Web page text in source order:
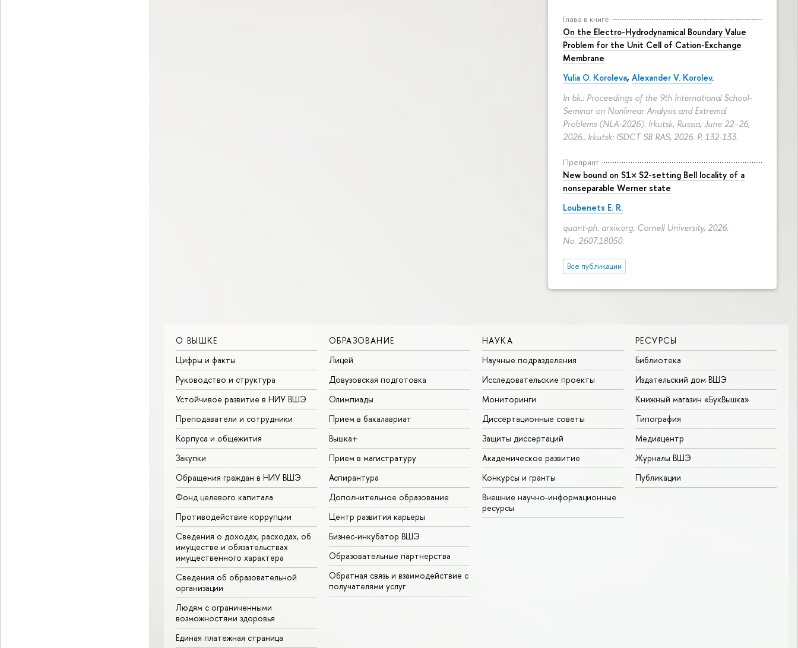
Глава в книге
On the Electro-Hydrodynamical Boundary Value
Problem for the Unit Cell of Cation-Exchange
Membrane
Yulia O. Koroleva, Alexander V. Korolev.
In bk.: Proceedings of the 9th International School-
Seminar on Nonlinear Analysis and Extremal
Problems (NLA-2026). Irkutsk, Russia, June 22–26,
2026.. Irkutsk: ISDCT SB RAS, 2026. P. 132-133.
Препринт
New bound on S1× S2-setting Bell locality of a
nonseparable Werner state
Loubenets E. R.
quant-ph. arxiv.org. Cornell University, 2026.
No. 2607.18050.
Все публикации
О ВЫШКЕ
Цифры и факты
Руководство и структура
Устойчивое развитие в НИУ ВШЭ
Преподаватели и сотрудники
Корпуса и общежития
Закупки
Обращения граждан в НИУ ВШЭ
Фонд целевого капитала
Противодействие коррупции
Сведения о доходах, расходах, об
имуществе и обязательствах
имущественного характера
Сведения об образовательной
организации
Людям с ограниченными
возможностями здоровья
Единая платежная страница
ОБРАЗОВАНИЕ
Лицей
Довузовская подготовка
Олимпиады
Прием в бакалавриат
Вышка+
Прием в магистратуру
Аспирантура
Дополнительное образование
Центр развития карьеры
Бизнес-инкубатор ВШЭ
Образовательные партнерства
Обратная связь и взаимодействие с
получателями услуг
НАУКА
Научные подразделения
Исследовательские проекты
Мониторинги
Диссертационные советы
Защиты диссертаций
Академическое развитие
Конкурсы и гранты
Внешние научно-информационные
ресурсы
РЕСУРСЫ
Библиотека
Издательский дом ВШЭ
Книжный магазин «БукВышка»
Типография
Медиацентр
Журналы ВШЭ
Публикации